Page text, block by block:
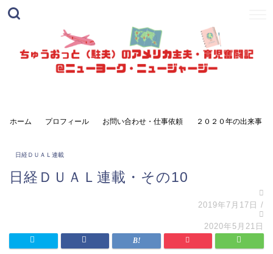
ホーム プロフィール お問い合わせ・仕事依頼 ２０２０年の出来事
日経ＤＵＡＬ連載
日経ＤＵＡＬ連載・その10
2019年7月17日 /
2020年5月21日